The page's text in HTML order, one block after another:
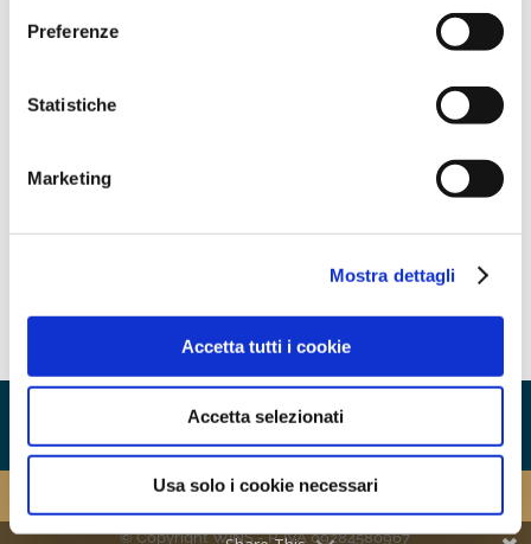
Preferenze
Statistiche
Marketing
Mostra dettagli
Accetta tutti i cookie
Accetta selezionati
Usa solo i cookie necessari
essere inviata alla mail dedicata dell’Organismo di
i Codice disciplinare
i
i Modello di Organizzazione - Parte
Privacy policy
Cookie policy
Modello organizzativo
Whistleblowing
© Copyright WINS - P. IVA 09284580967